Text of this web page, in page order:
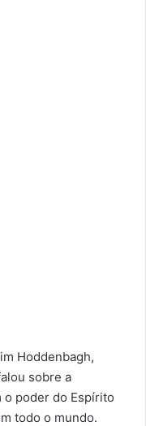
Hoddenbagh,
sobre a
o poder do Espírito
todo o mundo.